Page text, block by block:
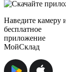
Наведите камеру
бесплатное
приложение
МойСклад